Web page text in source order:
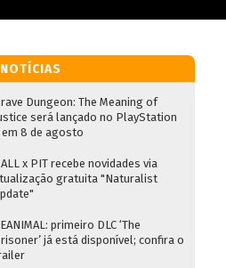
Dungeon: The Meaning of
será lançado no PlayStation
em 8 de agosto
x PIT recebe novidades via
gratuita "Naturalist
primeiro DLC ‘The
já está disponível; confira o